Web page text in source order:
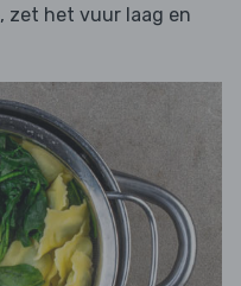
, zet het vuur laag en